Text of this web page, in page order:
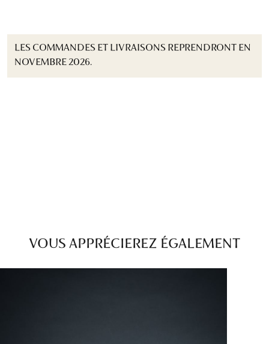
LES COMMANDES ET LIVRAISONS REPRENDRONT EN
NOVEMBRE 2026.
VOUS APPRÉCIEREZ ÉGALEMENT